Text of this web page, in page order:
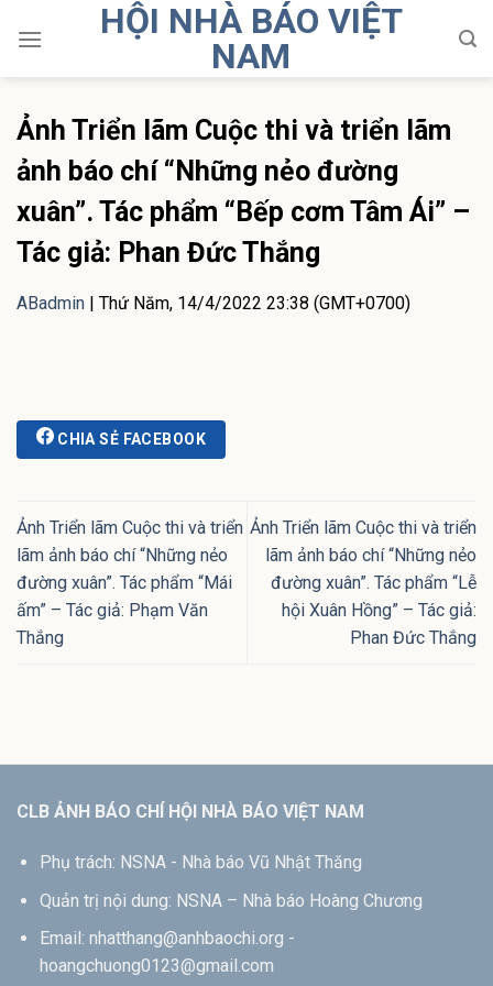
HỘI NHÀ BÁO VIỆT
NAM
Ảnh Triển lãm Cuộc thi và triển lãm
ảnh báo chí “Những nẻo đường
xuân”. Tác phẩm “Bếp cơm Tâm Ái” –
Tác giả: Phan Đức Thắng
ABadmin | Thứ Năm, 14/4/2022 23:38 (GMT+0700)
CHIA SẺ FACEBOOK
Ảnh Triển lãm Cuộc thi và triển
lãm ảnh báo chí “Những nẻo
đường xuân”. Tác phẩm “Mái
ấm” – Tác giả: Phạm Văn
Thắng
Ảnh Triển lãm Cuộc thi và triển
lãm ảnh báo chí “Những nẻo
đường xuân”. Tác phẩm “Lễ
hội Xuân Hồng” – Tác giả:
Phan Đức Thắng
CLB ẢNH BÁO CHÍ HỘI NHÀ BÁO VIỆT NAM
Phụ trách: NSNA - Nhà báo Vũ Nhật Thăng
Quản trị nội dung: NSNA – Nhà báo Hoàng Chương
Email: nhatthang@anhbaochi.org -
hoangchuong0123@gmail.com